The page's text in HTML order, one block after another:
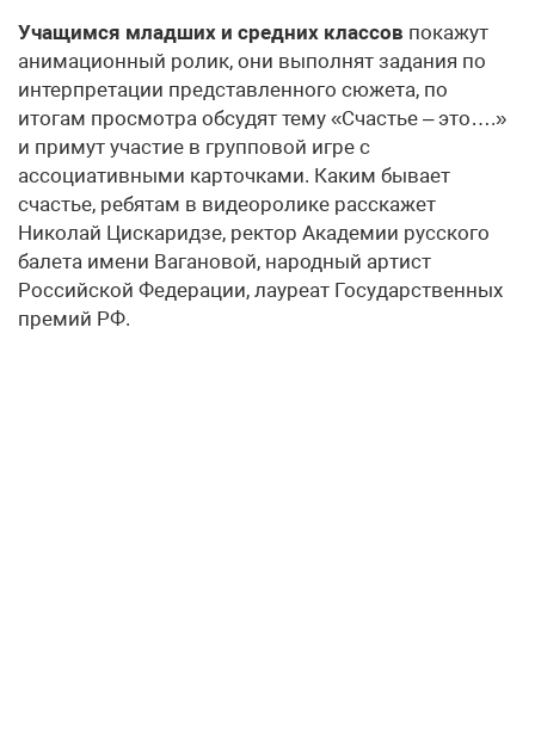
Учащимся младших и средних классов покажут
анимационный ролик, они выполнят задания по
интерпретации представленного сюжета, по
итогам просмотра обсудят тему «Счастье – это….»
и примут участие в групповой игре с
ассоциативными карточками. Каким бывает
счастье, ребятам в видеоролике расскажет
Николай Цискаридзе, ректор Академии русского
балета имени Вагановой, народный артист
Российской Федерации, лауреат Государственных
премий РФ.